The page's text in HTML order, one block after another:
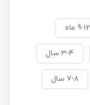
9-12 ماه
3-4 سال
7-8 سال